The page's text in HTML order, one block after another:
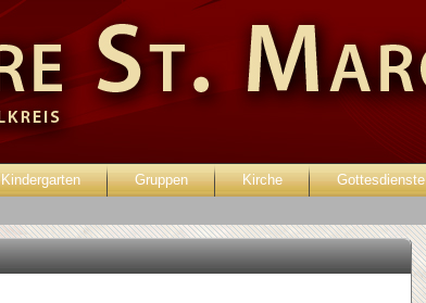
Kindergarten Gruppen Kirche Gottesdienste